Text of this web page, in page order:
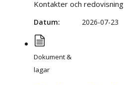
Kontakter och redovisning
Datum 2026-07-23
Dokument &
lagar